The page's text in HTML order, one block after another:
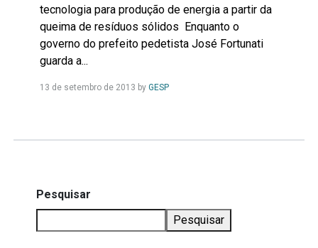
tecnologia para produção de energia a partir da
queima de resíduos sólidos Enquanto o
governo do prefeito pedetista José Fortunati
guarda a...
13 de setembro de 2013 by GESPLeia
Pesquisar
Pesquisar